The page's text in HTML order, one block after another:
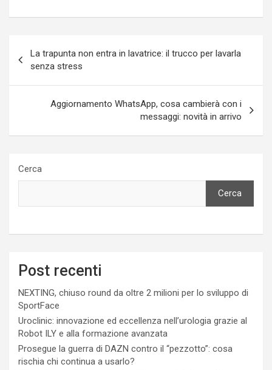
articoli
La trapunta non entra in lavatrice: il trucco per lavarla
senza stress
Aggiornamento WhatsApp, cosa cambierà con i
messaggi: novità in arrivo
Cerca
Cerca
Post recenti
NEXTING, chiuso round da oltre 2 milioni per lo sviluppo di
SportFace
Uroclinic: innovazione ed eccellenza nell’urologia grazie al
Robot ILY e alla formazione avanzata
Prosegue la guerra di DAZN contro il “pezzotto”: cosa
rischia chi continua a usarlo?